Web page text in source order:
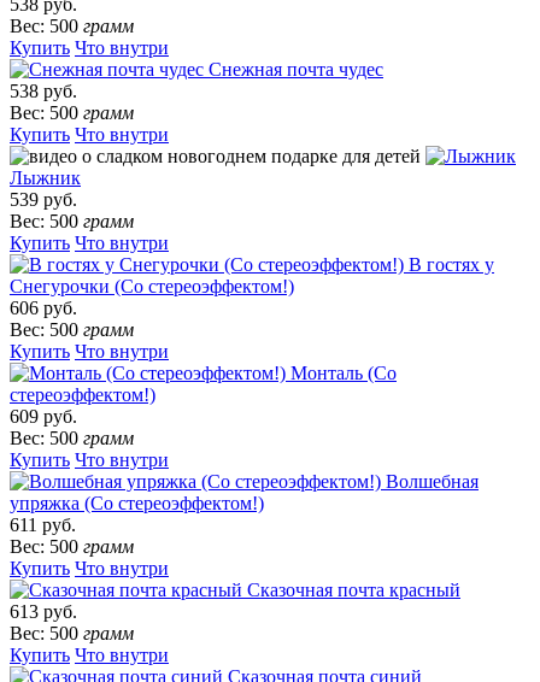
Вес: 500 грамм
Купить Что внутри
Снежная почта чудес
538 руб.
Вес: 500 грамм
Купить Что внутри
Лыжник
539 руб.
Вес: 500 грамм
Купить Что внутри
В гостях у
Снегурочки (Со стереоэффектом!)
606 руб.
Вес: 500 грамм
Купить Что внутри
Монталь (Со
стереоэффектом!)
609 руб.
Вес: 500 грамм
Купить Что внутри
Волшебная
упряжка (Со стереоэффектом!)
611 руб.
Вес: 500 грамм
Купить Что внутри
Сказочная почта красный
613 руб.
Вес: 500 грамм
Купить Что внутри
Сказочная почта синий